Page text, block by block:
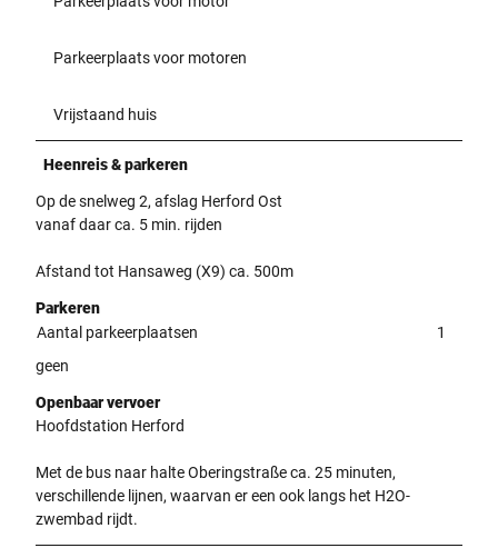
Parkeerplaats voor motoren
Vrijstaand huis
Heenreis & parkeren
Op de snelweg 2, afslag Herford Ost
vanaf daar ca. 5 min. rijden
Afstand tot Hansaweg (X9) ca. 500m
Parkeren
Aantal parkeerplaatsen
1
geen
Openbaar vervoer
Hoofdstation Herford
Met de bus naar halte Oberingstraße ca. 25 minuten,
verschillende lijnen, waarvan er een ook langs het H2O-
zwembad rijdt.